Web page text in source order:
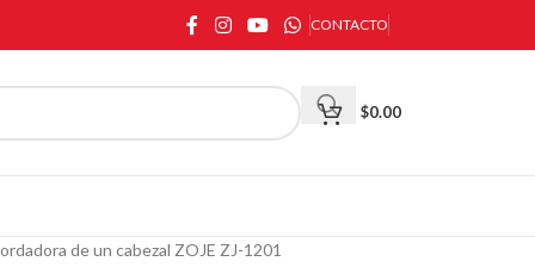
CONTACTO
$0.00
de un cabezal ZOJE ZJ-1201